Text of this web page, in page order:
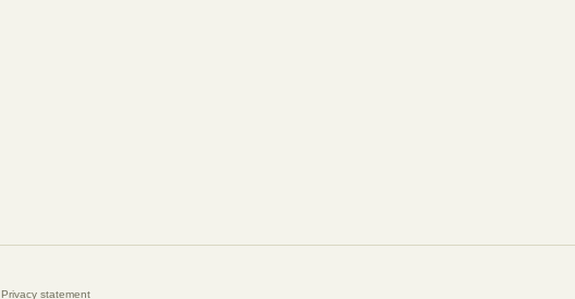
Privacy statement